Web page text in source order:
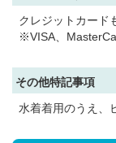
クレジットカード
※VISA、
その他特記事項
水着着用のうえ、